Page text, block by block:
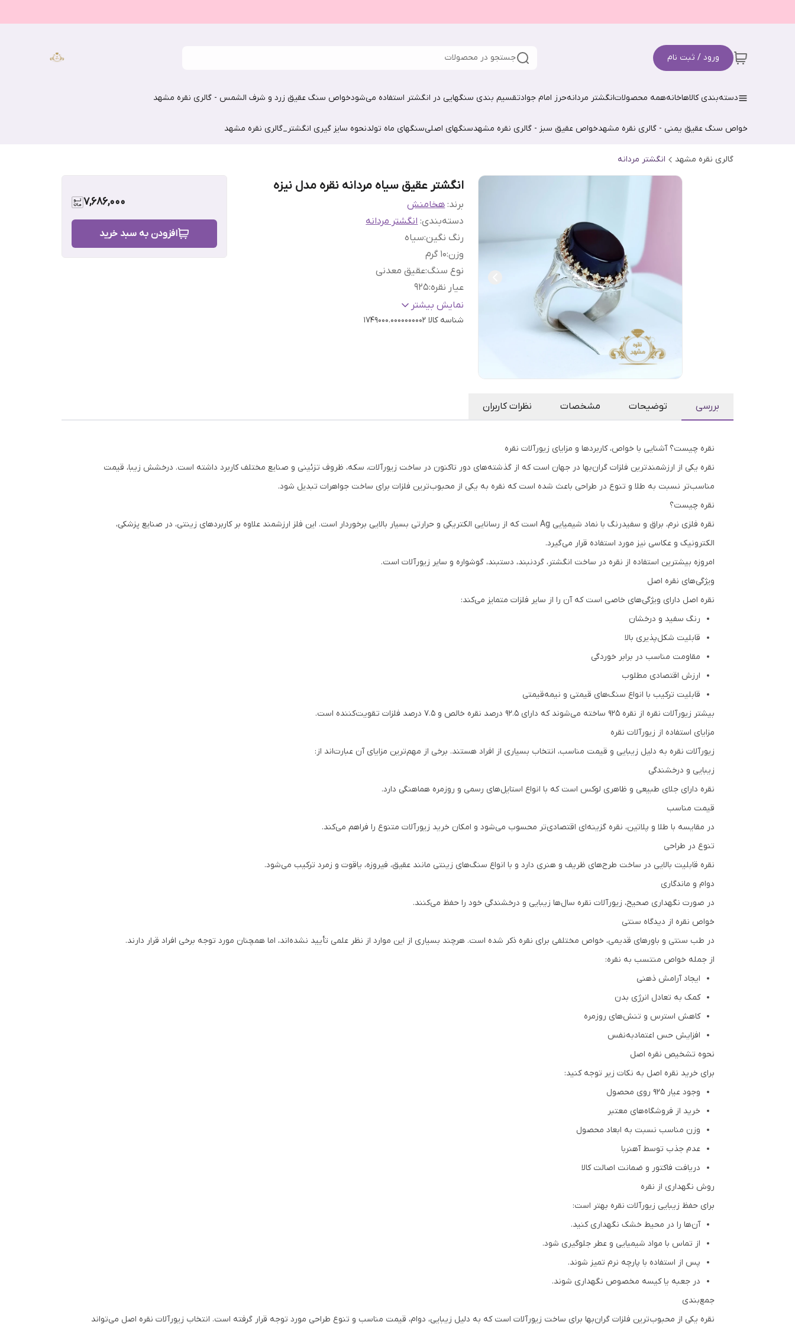
ورود / ثبت نام جستجو در محصولات
دسته‌بندی کالاهاخانههمه محصولاتانگشتر مردانهحرز امام جوادتقسیم بندی سنگهایی در انگشتر استفاده می‌شودخواص سنگ عقیق زرد و شرف الشمس - گالری نقره مشهد
خواص سنگ عقیق یمنی - گالری نقره مشهدخواص عقیق سبز - گالری نقره مشهدسنگهای اصلیسنگهای ماه تولدنحوه سایز گیری انگشتر_گالری نقره مشهد
گالری نقره مشهد انگشتر مردانه
انگشتر عقیق سیاه مردانه نقره مدل نیزه
برند: هخامنش
دسته‌بندی:انگشتر مردانه
رنگ نگین:سیاه
وزن:۱۰ گرم
نوع سنگ:عقیق معدنی
عیار نقره:
925
سایز:دلخواه
نمایش بیشتر
شناسه کالا 1749000.0000000002
7,686,000
افزودن به سبد خرید
بررسی توضیحات مشخصات نظرات کاربران
نقره چیست؟ آشنایی با خواص، کاربردها و مزایای زیورآلات نقره
نقره یکی از ارزشمندترین فلزات گران‌بها در جهان است که از گذشته‌های دور تاکنون در ساخت زیورآلات، سکه، ظروف تزئینی و صنایع مختلف کاربرد داشته است. درخشش زیبا، قیمت
مناسب‌تر نسبت به طلا و تنوع در طراحی باعث شده است که نقره به یکی از محبوب‌ترین فلزات برای ساخت جواهرات تبدیل شود.
نقره چیست؟
نقره فلزی نرم، براق و سفیدرنگ با نماد شیمیایی Ag است که از رسانایی الکتریکی و حرارتی بسیار بالایی برخوردار است. این فلز ارزشمند علاوه بر کاربردهای زینتی، در صنایع پزشکی،
الکترونیک و عکاسی نیز مورد استفاده قرار می‌گیرد.
امروزه بیشترین استفاده از نقره در ساخت انگشتر، گردنبند، دستبند، گوشواره و سایر زیورآلات است.
ویژگی‌های نقره اصل
نقره اصل دارای ویژگی‌های خاصی است که آن را از سایر فلزات متمایز می‌کند:
رنگ سفید و درخشان
قابلیت شکل‌پذیری بالا
مقاومت مناسب در برابر خوردگی
ارزش اقتصادی مطلوب
قابلیت ترکیب با انواع سنگ‌های قیمتی و نیمه‌قیمتی
بیشتر زیورآلات نقره از نقره 925 ساخته می‌شوند که دارای 92.5 درصد نقره خالص و 7.5 درصد فلزات تقویت‌کننده است.
مزایای استفاده از زیورآلات نقره
زیورآلات نقره به دلیل زیبایی و قیمت مناسب، انتخاب بسیاری از افراد هستند. برخی از مهم‌ترین مزایای آن عبارت‌اند از:
زیبایی و درخشندگی
نقره دارای جلای طبیعی و ظاهری لوکس است که با انواع استایل‌های رسمی و روزمره هماهنگی دارد.
قیمت مناسب
در مقایسه با طلا و پلاتین، نقره گزینه‌ای اقتصادی‌تر محسوب می‌شود و امکان خرید زیورآلات متنوع را فراهم می‌کند.
تنوع در طراحی
نقره قابلیت بالایی در ساخت طرح‌های ظریف و هنری دارد و با انواع سنگ‌های زینتی مانند عقیق، فیروزه، یاقوت و زمرد ترکیب می‌شود.
دوام و ماندگاری
در صورت نگهداری صحیح، زیورآلات نقره سال‌ها زیبایی و درخشندگی خود را حفظ می‌کنند.
خواص نقره از دیدگاه سنتی
در طب سنتی و باورهای قدیمی، خواص مختلفی برای نقره ذکر شده است. هرچند بسیاری از این موارد از نظر علمی تأیید نشده‌اند، اما همچنان مورد توجه برخی افراد قرار دارند.
از جمله خواص منتسب به نقره:
ایجاد آرامش ذهنی
کمک به تعادل انرژی بدن
کاهش استرس و تنش‌های روزمره
افزایش حس اعتمادبه‌نفس
نحوه تشخیص نقره اصل
برای خرید نقره اصل به نکات زیر توجه کنید:
وجود عیار 925 روی محصول
خرید از فروشگاه‌های معتبر
وزن مناسب نسبت به ابعاد محصول
عدم جذب توسط آهنربا
دریافت فاکتور و ضمانت اصالت کالا
روش نگهداری از نقره
برای حفظ زیبایی زیورآلات نقره بهتر است:
آن‌ها را در محیط خشک نگهداری کنید.
از تماس با مواد شیمیایی و عطر جلوگیری شود.
پس از استفاده با پارچه نرم تمیز شوند.
در جعبه یا کیسه مخصوص نگهداری شوند.
جمع‌بندی
نقره یکی از محبوب‌ترین فلزات گران‌بها برای ساخت زیورآلات است که به دلیل زیبایی، دوام، قیمت مناسب و تنوع طراحی مورد توجه قرار گرفته است. انتخاب زیورآلات نقره اصل می‌تواند